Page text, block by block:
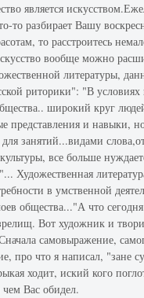
является
то разбирает Вашу
то расстроитесь
вообще можно
литературы,
риторики": "В условиях
широкий круг
представления и навыки,
занятий...видами
все больше
Художественная
в умственной
общества..."А что
Вот художник и
самовыражение,
про что я написал, "зане
ходит, иский кого
Вас обидел.